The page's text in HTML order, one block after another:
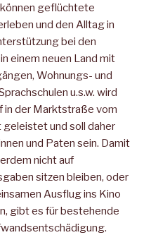
geflüchtete
und den Alltag in
bei den
einem neuen Land mit
Wohnungs- und
u.s.w. wird
der Marktstraße vom
geleistet und soll daher
und Paten sein. Damit
nicht auf
sitzen bleiben, oder
Ausflug ins Kino
gibt es für bestehende